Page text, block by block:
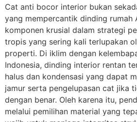
Cat anti bocor interior bukan
yang mempercantik dinding rumah
komponen krusial dalam strategi
tropis yang sering kali terlupakan
properti. Di iklim dengan
Indonesia, dinding interior rentan
halus dan kondensasi yang dapat
jamur serta pengelupasan cat jika
dengan benar. Oleh karena itu,
melalui pemilihan material yang